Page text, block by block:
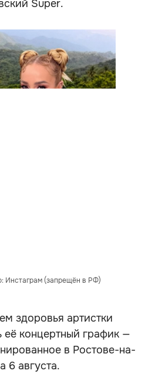
Super.
Инстаграм (запрещён в РФ)
здоровья артистки
её концертный график —
в Ростове-на-
6 августа.